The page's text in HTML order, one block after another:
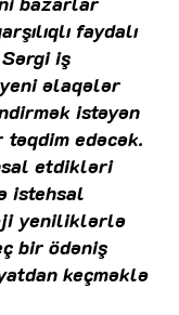
faydalı
iş
əlaqələr
istəyən
edəcək.
etdikləri
istehsal
yeniliklərlə
bir ödəniş
keçməklə